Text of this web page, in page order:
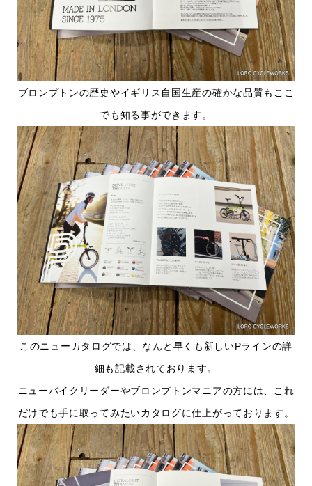
ブロンプトンの歴史やイギリス自国生産の確かな品質もここ
でも知る事ができます。
このニューカタログでは、なんと早くも新しいPラインの詳
細も記載されております。
ニューバイクリーダーやブロンプトンマニアの方には、これ
だけでも手に取ってみたいカタログに仕上がっております。